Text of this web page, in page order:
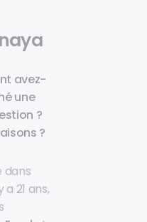
avez-
une
?
?
dans
a 21 ans,